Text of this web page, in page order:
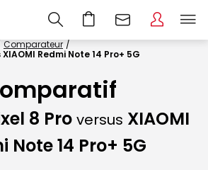
Comparateur
XIAOMI Redmi Note 14 Pro+ 5G
8 Pro versus XIAOMI
Note 14 Pro+ 5G